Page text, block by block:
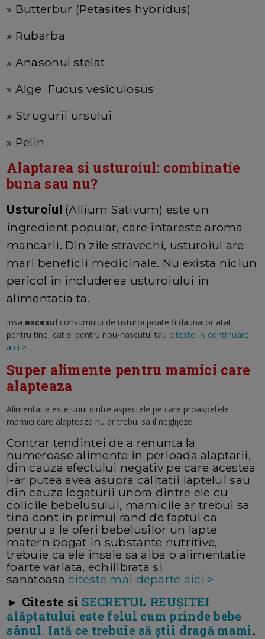
» Butterbur (Petasites hybridus)
» Rubarba
» Anasonul stelat
» Alge Fucus vesiculosus
» Strugurii ursului
» Pelin
Alaptarea si usturoiul: combinatie
buna sau nu?
Usturoiul (Allium Sativum) este un
ingredient popular, care intareste aroma
mancarii. Din zile stravechi, usturoiul are
mari beneficii medicinale. Nu exista niciun
pericol in includerea usturoiului in
alimentatia ta.
Insa excesul consumului de usturoi poate fi daunator atat
pentru tine, cat si pentru nou-nascutul tau citeste in continuare
aici >
Super alimente pentru mamici care
alapteaza
Alimentatia este unul dintre aspectele pe care proaspetele
mamici care alapteaza nu ar trebui sa il neglijeze.
Contrar tendintei de a renunta la
numeroase alimente in perioada alaptarii,
din cauza efectului negativ pe care acestea
l-ar putea avea asupra calitatii laptelui sau
din cauza legaturii unora dintre ele cu
colicile bebelusului, mamicile ar trebui sa
tina cont in primul rand de faptul ca
pentru a le oferi bebelusilor un lapte
matern bogat in substante nutritive,
trebuie ca ele insele sa aiba o alimentatie
foarte variata, echilibrata si
sanatoasa citeste mai departe aici >
► Citeste si SECRETUL REUȘITEI
alăptatului este felul cum prinde bebe
sânul. Iată ce trebuie să știi dragă mami.